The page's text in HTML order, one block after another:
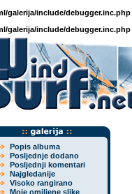
galerija/include/debugger.inc.php
galerija/include/debugger.inc.php
Popis albuma
Posljednje dodano
Posljednji komentari
Najgledanije
Visoko rangirano
Moje omiljene slike